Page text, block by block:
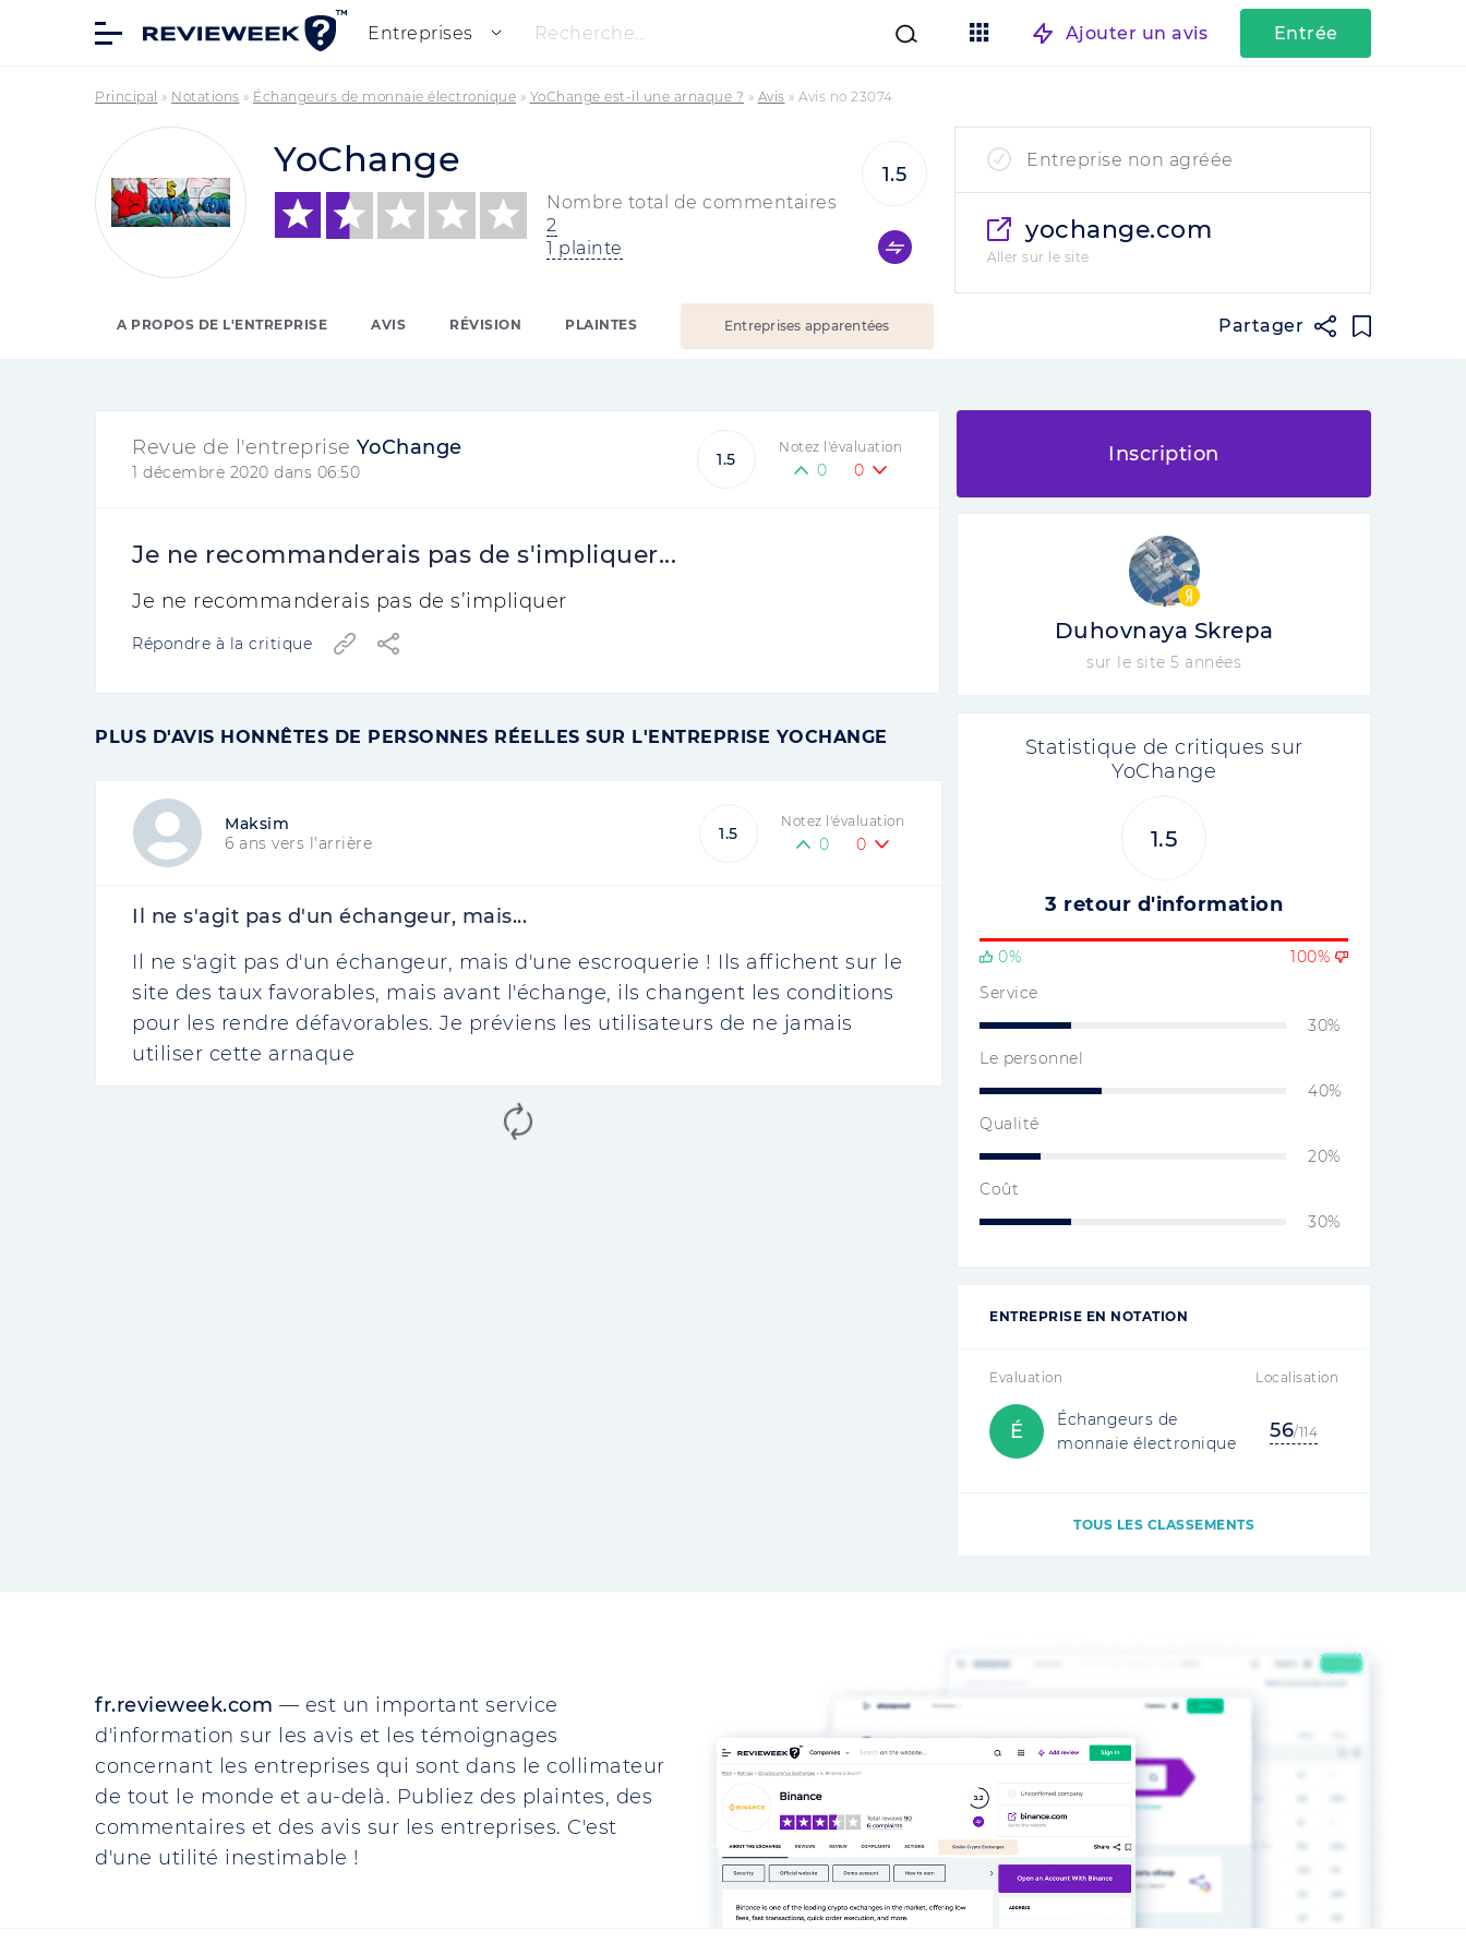
Entreprises Recherche... Ajouter un avis Entrée
Principal » Notations » Échangeurs de monnaie électronique » YoChange est-il une arnaque ? » Avis » Avis no 23074
YoChange
Nombre total de commentaires
2
1 plainte
1.5
Entreprise non agréée
yochange.com
Aller sur le site
A PROPOS DE L'ENTREPRISE AVIS RÉVISION PLAINTES Entreprises apparentées Partager
Revue de l'entreprise YoChange
1 décembre 2020 dans 06:50
1.5
Notez l'évaluation
0 0
Je ne recommanderais pas de s'impliquer...
Je ne recommanderais pas de s’impliquer
Répondre à la critique
PLUS D'AVIS HONNÊTES DE PERSONNES RÉELLES SUR L'ENTREPRISE YOCHANGE
Maksim
6 ans vers l'arrière
1.5
Notez l'évaluation
0 0
Il ne s'agit pas d'un échangeur, mais...
Il ne s'agit pas d'un échangeur, mais d'une escroquerie ! Ils affichent sur le
site des taux favorables, mais avant l'échange, ils changent les conditions
pour les rendre défavorables. Je préviens les utilisateurs de ne jamais
utiliser cette arnaque
Inscription
Duhovnaya Skrepa
sur le site 5 années
Statistique de critiques sur
YoChange
1.5
3 retour d'information
0%
100%
Service
30%
Le personnel
40%
Qualité
20%
Coût
30%
ENTREPRISE EN NOTATION
Evaluation Localisation
É
Échangeurs de
monnaie électronique
56/114
TOUS LES CLASSEMENTS
fr.revieweek.com — est un important service
d'information sur les avis et les témoignages
concernant les entreprises qui sont dans le collimateur
de tout le monde et au-delà. Publiez des plaintes, des
commentaires et des avis sur les entreprises. C'est
d'une utilité inestimable !